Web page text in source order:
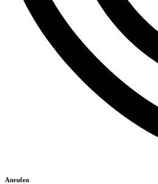
Anrufen